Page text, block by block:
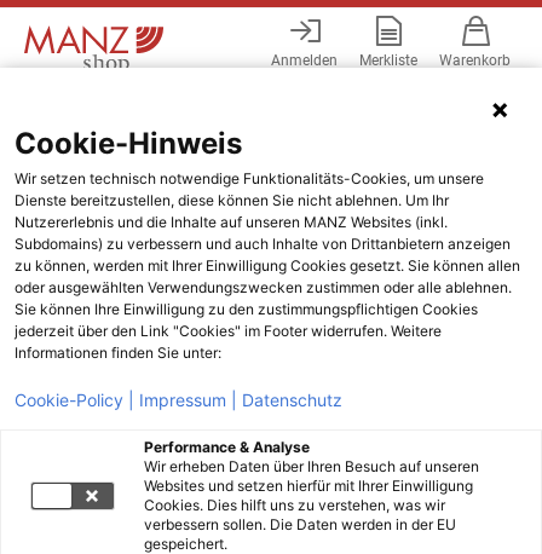
Anmelden Merkliste Warenkorb
Cookie-Hinweis
Wir setzen technisch notwendige Funktionalitäts-Cookies, um unsere
Dienste bereitzustellen, diese können Sie nicht ablehnen. Um Ihr
Nutzererlebnis und die Inhalte auf unseren MANZ Websites (inkl.
Subdomains) zu verbessern und auch Inhalte von Drittanbietern anzeigen
zu können, werden mit Ihrer Einwilligung Cookies gesetzt. Sie können allen
oder ausgewählten Verwendungszwecken zustimmen oder alle ablehnen.
Sie können Ihre Einwilligung zu den zustimmungspflichtigen Cookies
jederzeit über den Link "Cookies" im Footer widerrufen. Weitere
Informationen finden Sie unter:
Cookie-Policy | Impressum | Datenschutz
Performance & Analyse
Wir erheben Daten über Ihren Besuch auf unseren
Websites und setzen hierfür mit Ihrer Einwilligung
Cookies. Dies hilft uns zu verstehen, was wir
verbessern sollen. Die Daten werden in der EU
gespeichert.